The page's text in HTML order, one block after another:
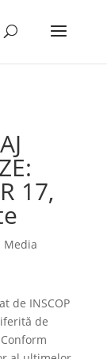
17,
de INSCOP
de